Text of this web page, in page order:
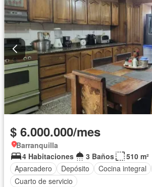
$ 6.000.000/mes
Barranquilla
4 Habitaciones
3 Baños
510 m²
Aparcadero
Depósito Cocina integral
Cuarto de servicio